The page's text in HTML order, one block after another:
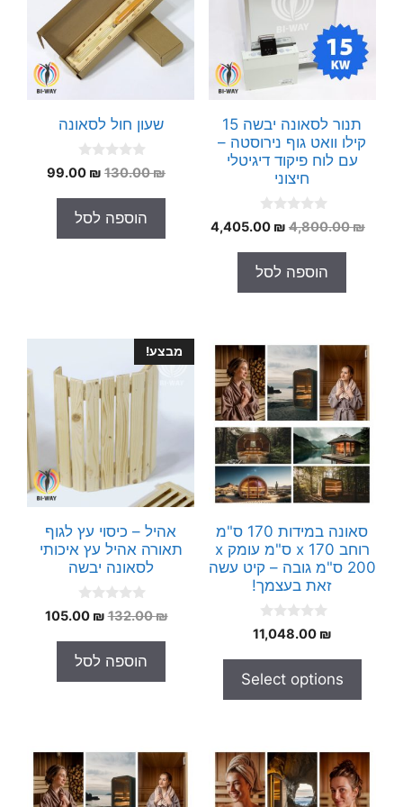
תנור לסאונה יבשה 15
קילו וואט גוף נירוסטה –
עם לוח פיקוד דיגיטלי
חיצוני
0
o
o
5
4,800.00₪
המחיר
היה:
4,405.00 ₪
המחיר
הוספה לסל
שעון חול לסאונה
0
o
o
5
130.00₪
המחיר
היה:
99.00 ₪
המחיר
הוספה לסל
סאונה במידות 170 ס"מ
רוחב x 170 ס"מ עומק x
200 ס"מ גובה – קיט עשה
זאת בעצמך!
0
o
o
5
11,048.00 ₪
Select options
מבצע!
אהיל – כיסוי עץ לגוף
תאורה אהיל עץ איכותי
לסאונה יבשה
0
o
o
5
132.00₪
המחיר
היה:
132.00 ₪.
105.00 ₪
המחיר
הוספה לסל